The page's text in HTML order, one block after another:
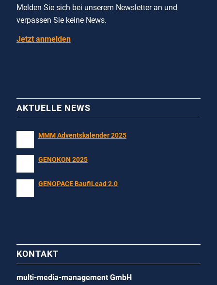
Melden Sie sich bei unserem Newsletter an und
verpassen Sie keine News.
Jetzt anmelden
AKTUELLE NEWS
MMM Adventskalender 2025
GENOKON 2025
GENOPACE BaufiLead 2.0
KONTAKT
multi-media-management GmbH